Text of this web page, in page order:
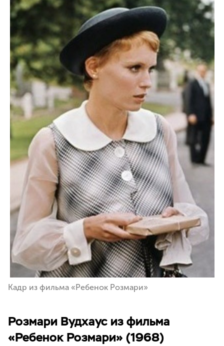
Кадр из фильма «Ребенок Розмари»
Розмари Вудхаус из фильма
«Ребенок Розмари» (1968)